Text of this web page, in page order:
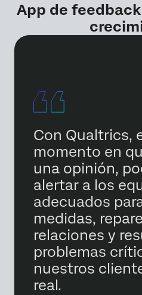
App de
Con Qualtrics,
momento en
una opinión,
alertar a los
adecuados
medidas,
relaciones y
problemas
nuestros
real.